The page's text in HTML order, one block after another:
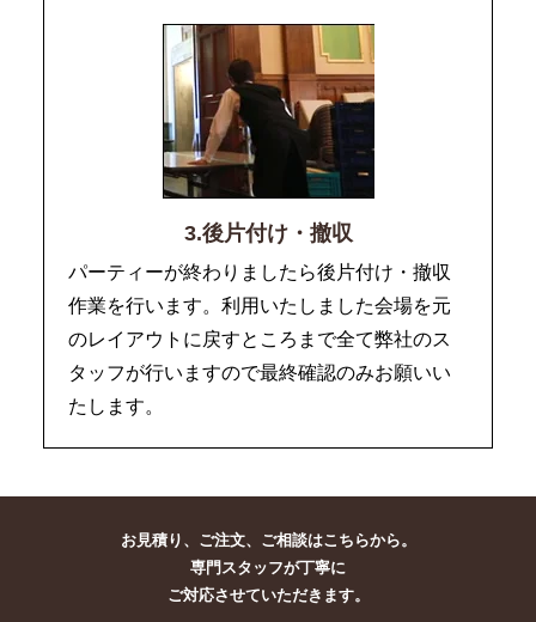
3.後片付け・撤収
パーティーが終わりましたら後片付け・撤収
作業を行います。利用いたしました会場を元
のレイアウトに戻すところまで全て弊社のス
タッフが行いますので最終確認のみお願いい
たします。
お見積り、ご注文、ご相談はこちらから。
専門スタッフが丁寧に
ご対応させていただきます。